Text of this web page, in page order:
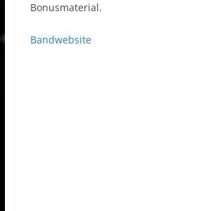
Bonusmaterial.
Bandwebsite